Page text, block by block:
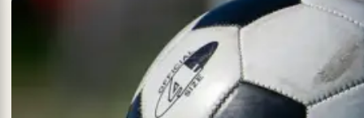
landsholdet